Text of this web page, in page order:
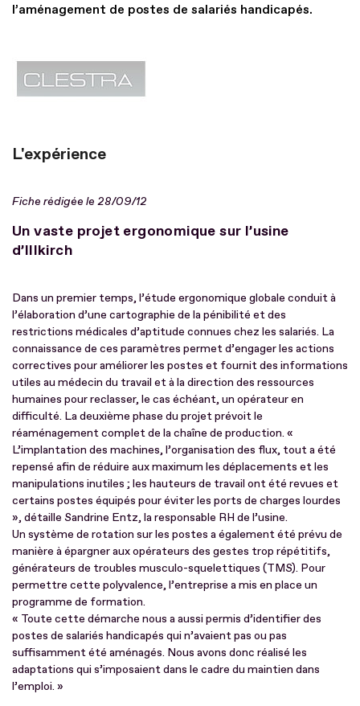
l’aménagement de postes de salariés handicapés.
L'expérience
Fiche rédigée le 28/09/12
Un vaste projet ergonomique sur l’usine
d’Illkirch
Dans un premier temps, l’étude ergonomique globale conduit à
l’élaboration d’une cartographie de la pénibilité et des
restrictions médicales d’aptitude connues chez les salariés. La
connaissance de ces paramètres permet d’engager les actions
correctives pour améliorer les postes et fournit des informations
utiles au médecin du travail et à la direction des ressources
humaines pour reclasser, le cas échéant, un opérateur en
difficulté. La deuxième phase du projet prévoit le
réaménagement complet de la chaîne de production. «
L’implantation des machines, l’organisation des flux, tout a été
repensé afin de réduire aux maximum les déplacements et les
manipulations inutiles ; les hauteurs de travail ont été revues et
certains postes équipés pour éviter les ports de charges lourdes
», détaille Sandrine Entz, la responsable RH de l’usine.
Un système de rotation sur les postes a également été prévu de
manière à épargner aux opérateurs des gestes trop répétitifs,
générateurs de troubles musculo-squelettiques (TMS). Pour
permettre cette polyvalence, l’entreprise a mis en place un
programme de formation.
« Toute cette démarche nous a aussi permis d’identifier des
postes de salariés handicapés qui n’avaient pas ou pas
suffisamment été aménagés. Nous avons donc réalisé les
adaptations qui s’imposaient dans le cadre du maintien dans
l’emploi. »